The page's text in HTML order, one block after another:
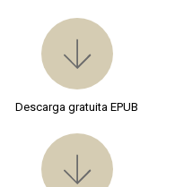
Descarga gratuita EPUB